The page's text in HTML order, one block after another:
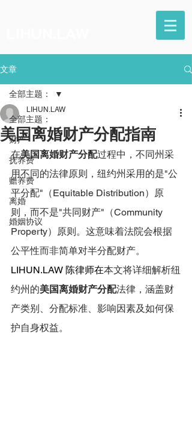
文章
全部主题：
财产
抚养费
赡养费
离婚
婚姻协议
全部主题：
美国离婚财产分配指南
LIHUN.LAW
在美国离婚财产分配过程中，不同州采
用不同的法律原则，纽约州采用的是"公
平分配"（Equitable Distribution）原
则，而不是"共同财产"（Community
Property）原则。这意味着法院会根据
公平性而非简单对半分配财产。
LIHUN.LAW 陈律师在本文将详细解析纽
约州的美国离婚财产分配法律，涵盖财
产类别、分配标准、影响因素及如何保
护自身权益。